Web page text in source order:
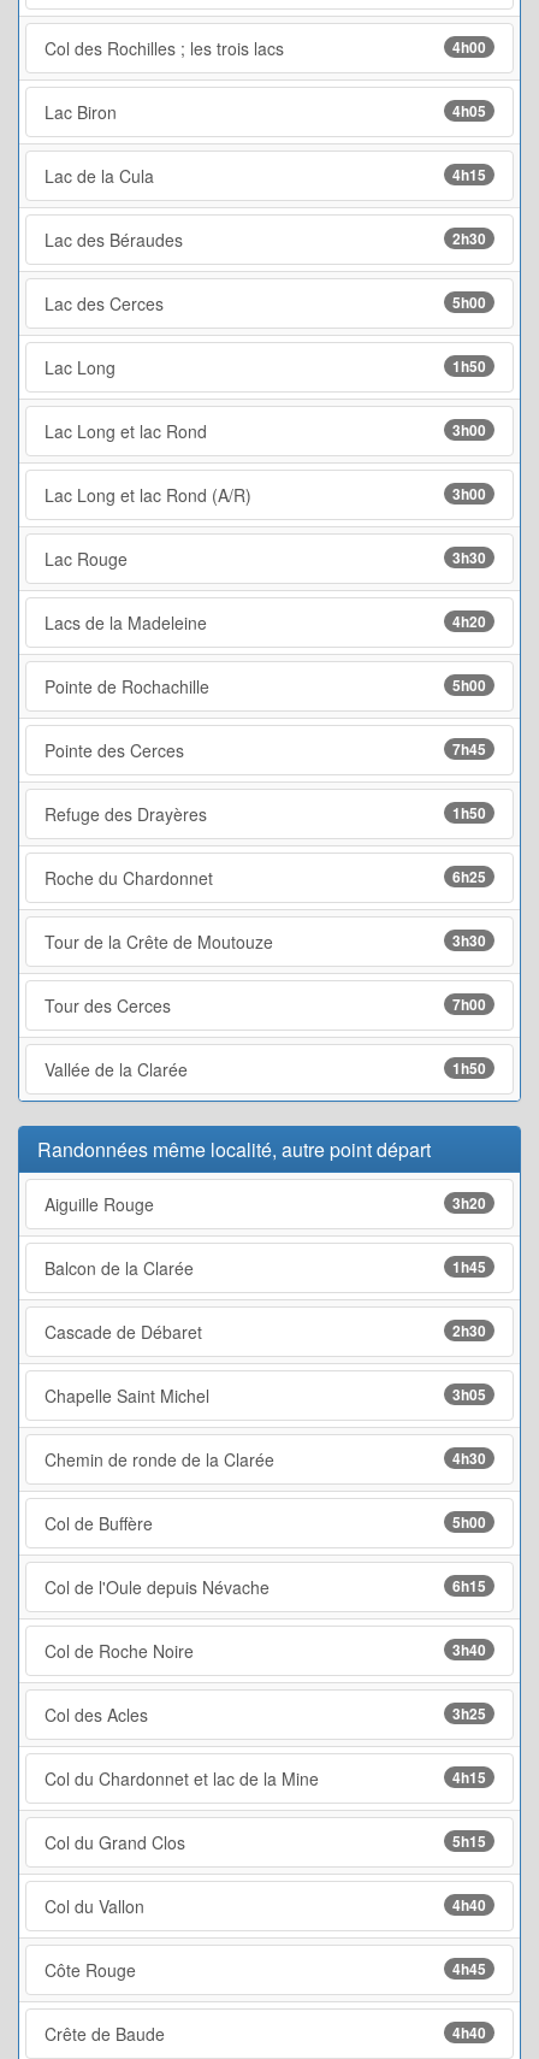
Col des Rochilles ; les trois lacs 4h00
Lac Biron 4h05
Lac de la Cula 4h15
Lac des Béraudes 2h30
Lac des Cerces 5h00
Lac Long 1h50
Lac Long et lac Rond 3h00
Lac Long et lac Rond (A/R) 3h00
Lac Rouge 3h30
Lacs de la Madeleine 4h20
Pointe de Rochachille 5h00
Pointe des Cerces 7h45
Refuge des Drayères 1h50
Roche du Chardonnet 6h25
Tour de la Crête de Moutouze 3h30
Tour des Cerces 7h00
Vallée de la Clarée 1h50
Randonnées même localité, autre point départ
Aiguille Rouge 3h20
Balcon de la Clarée 1h45
Cascade de Débaret 2h30
Chapelle Saint Michel 3h05
Chemin de ronde de la Clarée 4h30
Col de Buffère 5h00
Col de l'Oule depuis Névache 6h15
Col de Roche Noire 3h40
Col des Acles 3h25
Col du Chardonnet et lac de la Mine 4h15
Col du Grand Clos 5h15
Col du Vallon 4h40
Côte Rouge 4h45
Crête de Baude 4h40